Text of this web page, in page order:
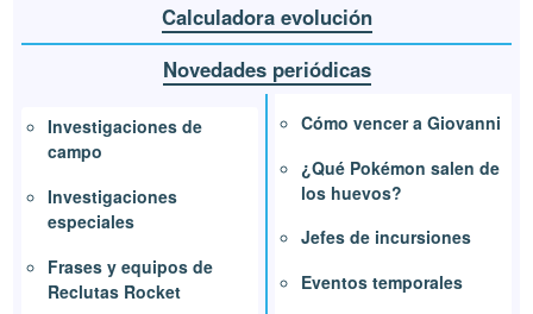
Calculadora evolución
Novedades periódicas
Investigaciones de
campo
Investigaciones
especiales
Frases y equipos de
Reclutas Rocket
Cómo vencer a Giovanni
¿Qué Pokémon salen de
los huevos?
Jefes de incursiones
Eventos temporales